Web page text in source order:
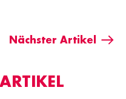
Nächster Artikel